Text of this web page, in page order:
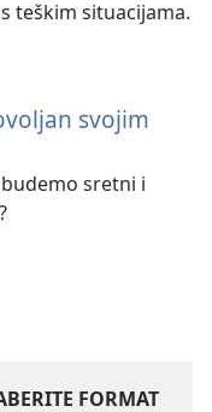
teškim situacijama.
svojim
sretni i
FORMAT